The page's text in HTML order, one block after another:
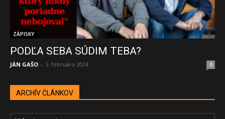
ZÁPISKY
PODĽA SEBA SÚDIM TEBA?
JÁN GAŠO - 5. februára 2024 0
ARCHÍV ČLÁNKOV
ARCHÍV